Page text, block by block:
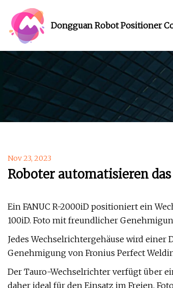
Dongguan Robot Positioner
Nov 23, 2023
Roboter automatisieren
Ein FANUC R-2000iD positioniert ein
100iD. Foto mit freundlicher
Jedes Wechselrichtergehäuse wird
Genehmigung von Fronius Perfect
Der Tauro-Wechselrichter verfügt über
daher ideal für den Einsatz im Freien.